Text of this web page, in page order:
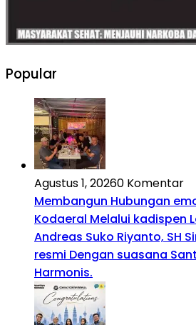
Popular
Agustus 1, 20260 Komentar
Membangun Hubungan
Kodaeral Melalui kadispen
Andreas Suko Riyanto, SH
resmi Dengan suasana
Harmonis.